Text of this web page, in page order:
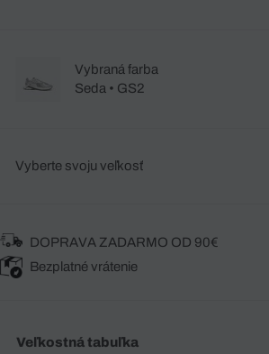
Vybraná farba
Seda • GS2
Vyberte svoju veľkosť
DOPRAVA ZADARMO OD 90€
Bezplatné vrátenie
Veľkostná tabuľka